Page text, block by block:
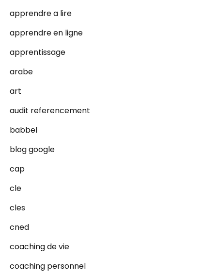
apprendre a lire
apprendre en ligne
apprentissage
arabe
art
audit referencement
babbel
blog google
cap
cle
cles
cned
coaching de vie
coaching personnel